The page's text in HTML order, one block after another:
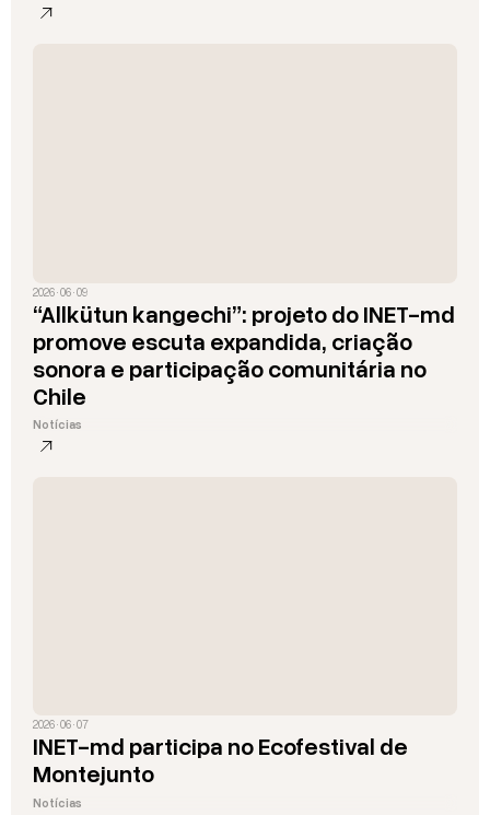
2026 · 06 · 09
“Allkütun kangechi”: projeto do INET-md
promove escuta expandida, criação
sonora e participação comunitária no
Chile
Notícias
2026 · 06 · 07
INET-md participa no Ecofestival de
Montejunto
Notícias